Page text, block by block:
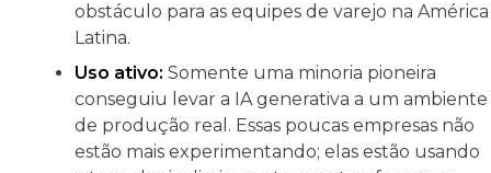
obstáculo para as equipes de varejo na América
Latina.
Uso ativo: Somente uma minoria pioneira
conseguiu levar a IA generativa a um ambiente
de produção real. Essas poucas empresas não
estão mais experimentando; elas estão usando